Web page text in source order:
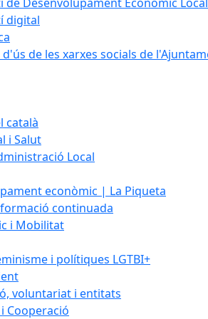
digital
de les xarxes socials de
català
i Salut
Local
econòmic | La Piqueta
continuada
i Mobilitat
i polítiques LGTBI+
voluntariat i entitats
Cooperació